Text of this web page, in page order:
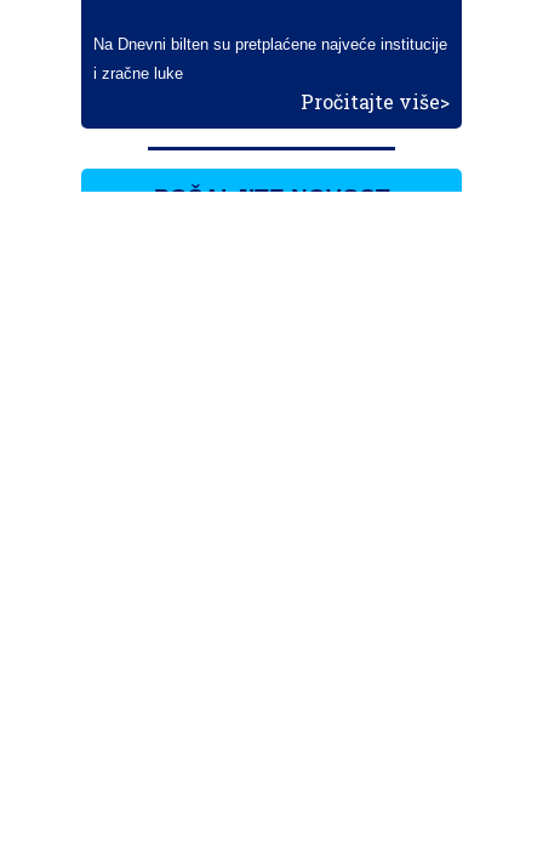
Na Dnevni bilten su pretplaćene najveće institucije
i zračne luke
Pročitajte više>
POŠALJITE NOVOST